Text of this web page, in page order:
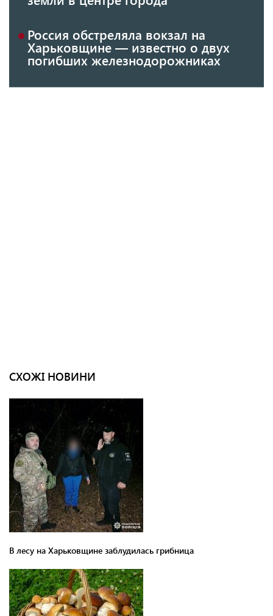
Россия обстреляла вокзал на
Харьковщине — известно о двух
погибших железнодорожниках
СХОЖІ НОВИНИ
В лесу на Харьковщине заблудилась грибница